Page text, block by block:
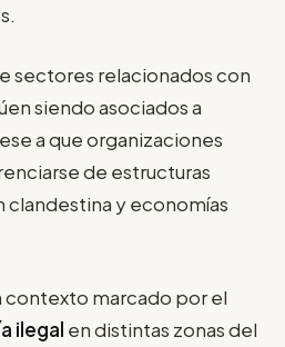
sectores relacionados con
siendo asociados a
a que organizaciones
de estructuras
clandestina y economías
contexto marcado por el
ilegal en distintas zonas del